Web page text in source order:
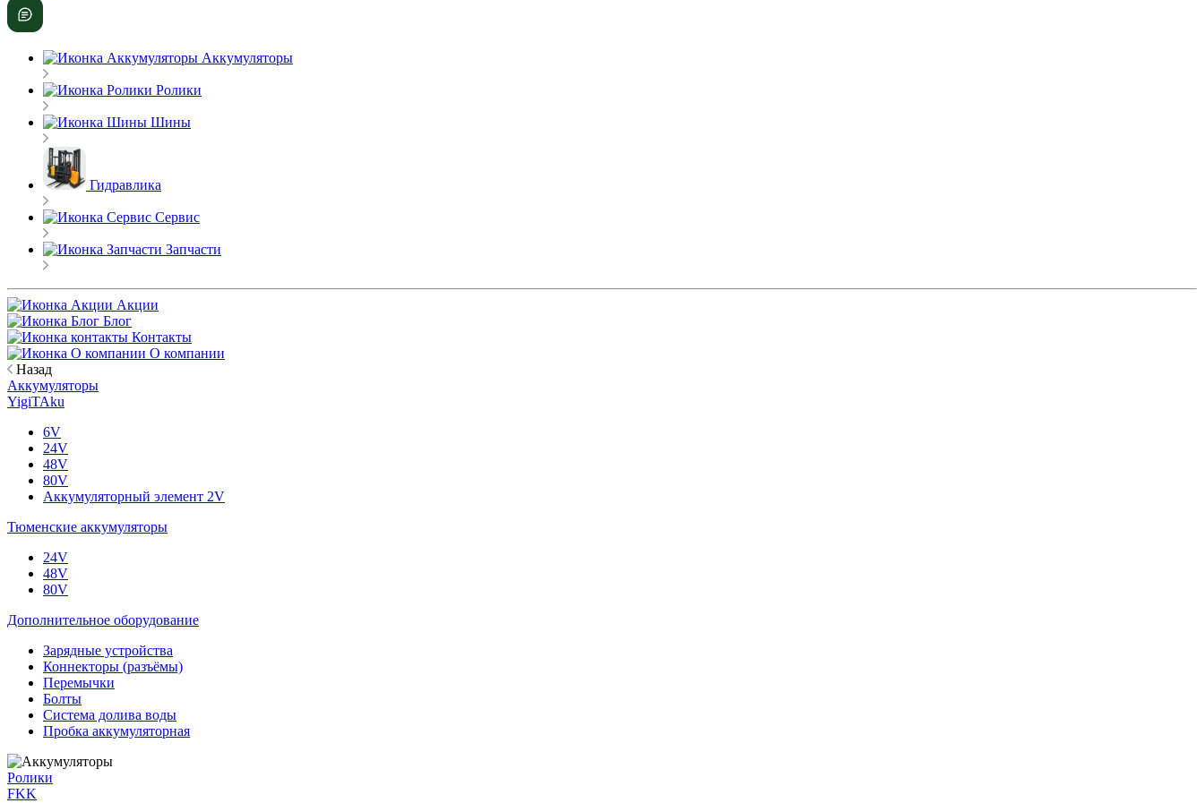
Аккумуляторы
Ролики
Шины
Гидравлика
Сервис
Запчасти
Акции
Блог
Контакты
О компании
Назад
Аккумуляторы
YigiTAku
6V
24V
48V
80V
Аккумуляторный элемент 2V
Тюменские аккумуляторы
24V
48V
80V
Дополнительное оборудование
Зарядные устройства
Коннекторы (разъёмы)
Перемычки
Болты
Система долива воды
Пробка аккумуляторная
Ролики
FKK